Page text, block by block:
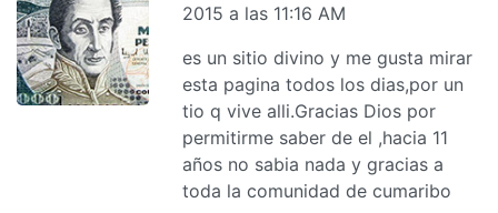
2015 a las 11:16 AM
es un sitio divino y me gusta mirar
esta pagina todos los dias,por un
tio q vive alli.Gracias Dios por
permitirme saber de el ,hacia 11
años no sabia nada y gracias a
toda la comunidad de cumaribo